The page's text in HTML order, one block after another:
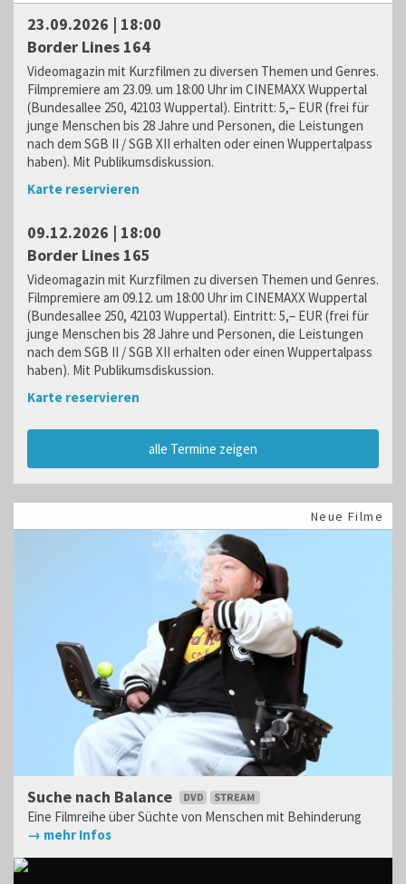
23.09.2026 | 18:00
Border Lines 164
Videomagazin mit Kurzfilmen zu diversen Themen und Genres.
Filmpremiere am 23.09. um 18:00 Uhr im CINEMAXX Wuppertal
(Bundesallee 250, 42103 Wuppertal). Eintritt: 5,– EUR (frei für
junge Menschen bis 28 Jahre und Personen, die Leistungen
nach dem SGB II / SGB XII erhalten oder einen Wuppertalpass
haben). Mit Publikumsdiskussion.
Karte reservieren
09.12.2026 | 18:00
Border Lines 165
Videomagazin mit Kurzfilmen zu diversen Themen und Genres.
Filmpremiere am 09.12. um 18:00 Uhr im CINEMAXX Wuppertal
(Bundesallee 250, 42103 Wuppertal). Eintritt: 5,– EUR (frei für
junge Menschen bis 28 Jahre und Personen, die Leistungen
nach dem SGB II / SGB XII erhalten oder einen Wuppertalpass
haben). Mit Publikumsdiskussion.
Karte reservieren
alle Termine zeigen
Neue Filme
Suche nach Balance
Eine Filmreihe über Süchte von Menschen mit Behinderung
→ mehr Infos